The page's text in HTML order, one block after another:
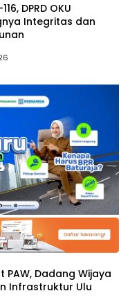
DPRD OKU
Integritas dan
PAW, Dadang Wijaya
Infrastruktur Ulu